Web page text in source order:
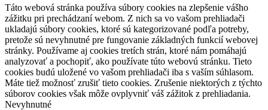
Táto webová stránka používa súbory cookies na zlepšenie vášho
zážitku pri prechádzaní webom. Z nich sa vo vašom prehliadači
ukladajú súbory cookies, ktoré sú kategorizované podľa potreby,
pretože sú nevyhnutné pre fungovanie základných funkcií webovej
stránky. Používame aj cookies tretích strán, ktoré nám pomáhajú
analyzovať a pochopiť, ako používate túto webovú stránku. Tieto
cookies budú uložené vo vašom prehliadači iba s vaším súhlasom.
Máte tiež možnosť zrušiť tieto cookies. Zrušenie niektorých z týchto
súborov cookies však môže ovplyvniť váš zážitok z prehliadania.
Nevyhnutné